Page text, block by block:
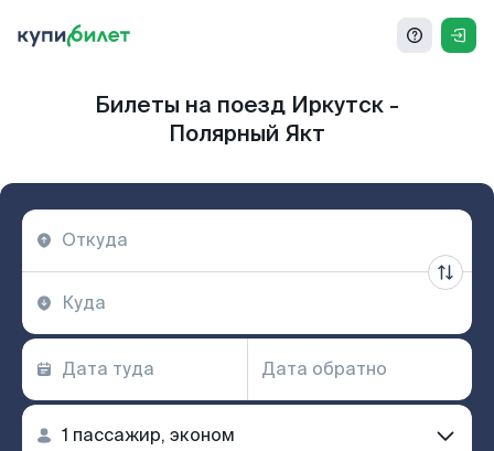
Билеты на поезд Иркутск -
Полярный Якт